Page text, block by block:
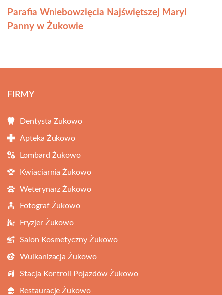
Parafia Wniebowzięcia Najświętszej Maryi
Panny w Żukowie
FIRMY
Dentysta Żukowo
Apteka Żukowo
Lombard Żukowo
Kwiaciarnia Żukowo
Weterynarz Żukowo
Fotograf Żukowo
Fryzjer Żukowo
Salon Kosmetyczny Żukowo
Wulkanizacja Żukowo
Stacja Kontroli Pojazdów Żukowo
Restauracje Żukowo